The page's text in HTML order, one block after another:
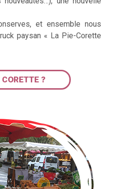
et ensemble nous
paysan « La Pie-Corette
?